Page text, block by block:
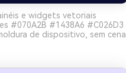
e widgets vetoriais
#070A2B #1438A6 #C026D3
de dispositivo, sem cena